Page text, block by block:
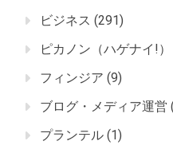
ビジネス (291)
ピカノン（ハゲナイ!）
フィンジア (9)
ブログ・メディア運営
プランテル (1)